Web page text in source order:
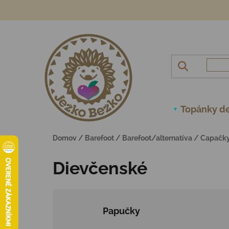
Topánky
Domov / Barefoot / Barefoot/alternatíva /
Dievčenské
Papučky